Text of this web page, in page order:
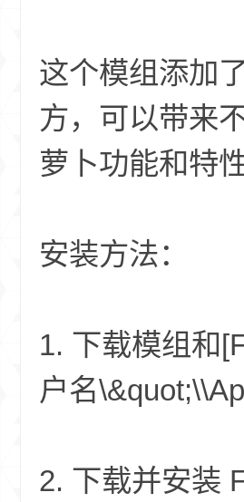
这个模组添加
方，可以带来
萝卜功能和特
安装方法：
1. 下载模组和
户名
2. 下载并安装